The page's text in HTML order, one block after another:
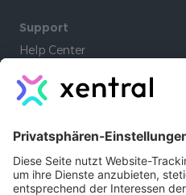
Support
Help Center
Community
Academy
Lernpfade
Company